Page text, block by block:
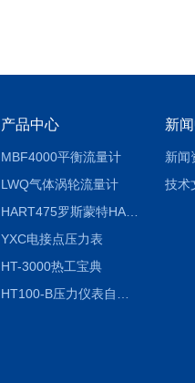
产品中心
MBF4000平衡流量计
LWQ气体涡轮流量计
HART475罗斯蒙特HART475手操器
YXC电接点压力表
HT-3000热工宝典
新
新闻
技术